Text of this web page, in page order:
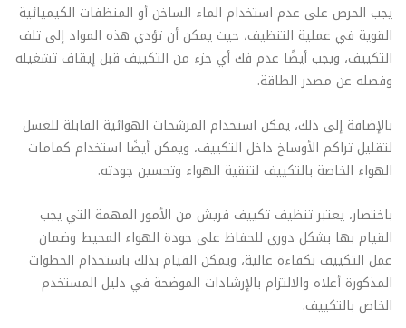
يجب الحرص على عدم استخدام الماء الساخن أو المنظفات الكيميائية
القوية في عملية التنظيف، حيث يمكن أن تؤدي هذه المواد إلى تلف
التكييف، ويجب أيضًا عدم فك أي جزء من التكييف قبل إيقاف تشغيله
وفصله عن مصدر الطاقة.
بالإضافة إلى ذلك، يمكن استخدام المرشحات الهوائية القابلة للغسل
لتقليل تراكم الأوساخ داخل التكييف، ويمكن أيضًا استخدام كمامات
الهواء الخاصة بالتكييف لتنقية الهواء وتحسين جودته.
باختصار، يعتبر تنظيف تكييف فريش من الأمور المهمة التي يجب
القيام بها بشكل دوري للحفاظ على جودة الهواء المحيط وضمان
عمل التكييف بكفاءة عالية، ويمكن القيام بذلك باستخدام الخطوات
المذكورة أعلاه والالتزام بالإرشادات الموضحة في دليل المستخدم
الخاص بالتكييف.